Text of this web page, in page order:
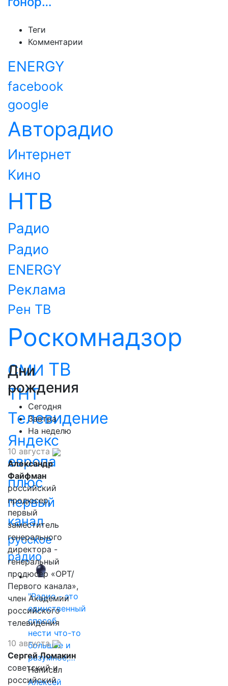
Теги
Комментарии
ENERGY
facebook
google
Авторадио
Интернет
Кино
НТВ
Радио
Радио
ENERGY
Реклама
Рен ТВ
Роскомнадзор
СМИ ТВ
ТНТ
Телевидение
Яндекс
европа
плюс
первый
канал
русское
радио
"Радио - это
единственный
способ
нести что-то
большое и
разумное,…
Написал
Алексей
Дни
рождения
Сегодня
Завтра
На неделю
10 августа
Александр
Файфман
российский
продюсер,
первый
заместитель
генерального
директора -
генеральный
продюсер «ОРТ/
Первого канала»,
член Академии
российского
телевидения
10 августа
Сергей Ломакин
советский и
российский